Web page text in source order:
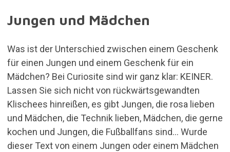
Jungen und Mädchen
Was ist der Unterschied zwischen einem Geschenk
für einen Jungen und einem Geschenk für ein
Mädchen? Bei Curiosite sind wir ganz klar: KEINER.
Lassen Sie sich nicht von rückwärtsgewandten
Klischees hinreißen, es gibt Jungen, die rosa lieben
und Mädchen, die Technik lieben, Mädchen, die gerne
kochen und Jungen, die Fußballfans sind... Wurde
dieser Text von einem Jungen oder einem Mädchen